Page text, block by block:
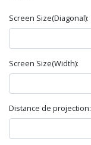
Screen Size(Diagonal):
Screen Size(Width):
Distance de projection: